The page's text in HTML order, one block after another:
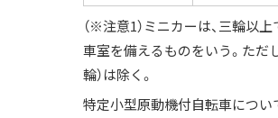
（※注意1）ミニカーは、三輪以
車室を備えるものをいう。ただ
輪）は除く。
特定小型原動機付自転車につい